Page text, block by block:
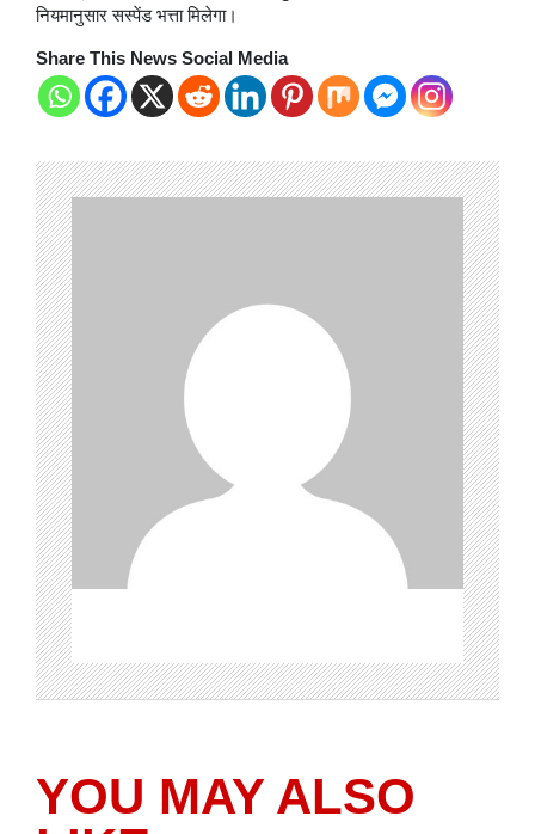
नियमानुसार सस्पेंड भत्ता मिलेगा।
Share This News Social Media
YOU MAY ALSO